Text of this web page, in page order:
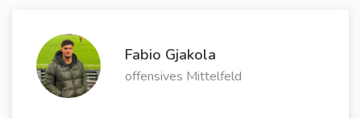
Fabio Gjakola
offensives Mittelfeld